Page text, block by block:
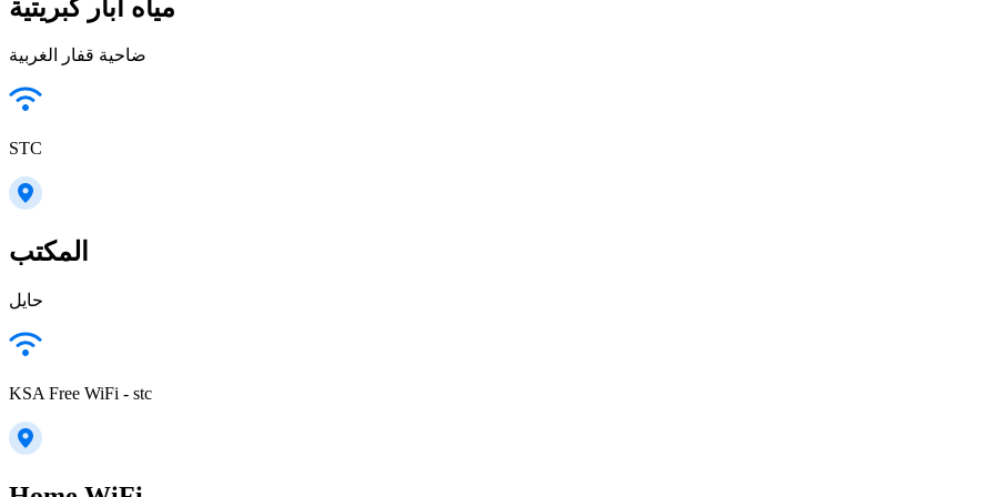
مياه ابار كبريتية
ضاحية قفار الغربية
STC
المكتب
حايل
KSA Free WiFi - stc